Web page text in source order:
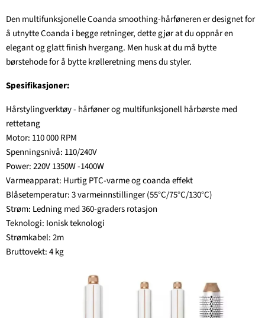
Den multifunksjonelle Coanda smoothing-hårføneren er designet for
å utnytte Coanda i begge retninger, dette gjør at du oppnår en
elegant og glatt finish hvergang. Men husk at du må bytte
børstehode for å bytte krølleretning mens du styler.
Spesifikasjoner:
Hårstylingverktøy - hårføner og multifunksjonell hårbørste med
rettetang
Motor: 110 000 RPM
Spenningsnivå: 110/240V
Power: 220V 1350W -1400W
Varmeapparat: Hurtig PTC-varme og coanda effekt
Blåsetemperatur: 3 varmeinnstillinger (55°C/75°C/130°C)
Strøm: Ledning med 360-graders rotasjon
Teknologi: Ionisk teknologi
Strømkabel: 2m
Bruttovekt: 4 kg